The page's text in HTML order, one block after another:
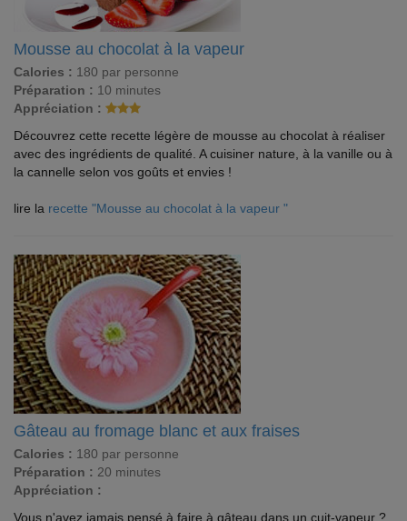
Mousse au chocolat à la vapeur
Calories : 180 par personne
Préparation : 10 minutes
Appréciation :
Découvrez cette recette légère de mousse au chocolat à réaliser
avec des ingrédients de qualité. A cuisiner nature, à la vanille ou à
la cannelle selon vos goûts et envies !
lire la recette "Mousse au chocolat à la vapeur "
Gâteau au fromage blanc et aux fraises
Calories : 180 par personne
Préparation : 20 minutes
Appréciation :
Vous n'avez jamais pensé à faire à gâteau dans un cuit-vapeur ?